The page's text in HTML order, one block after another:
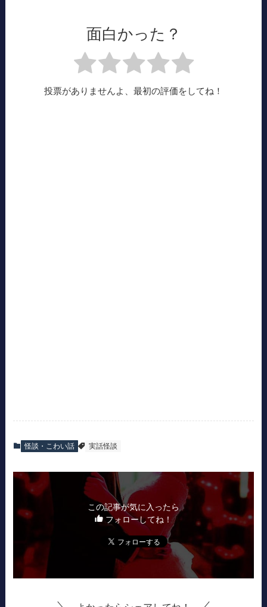
面白かった？
投票がありませんよ、最初の評価をしてね！
怪談・こわい話 実話怪談
この記事が気に入ったら
フォローしてね！